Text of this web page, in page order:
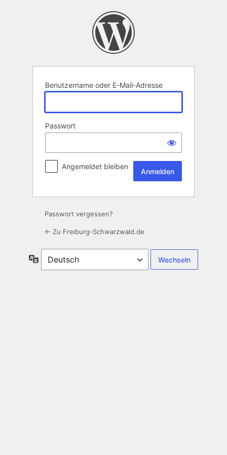
Benutzername oder E-Mail-Adresse
Passwort
Angemeldet bleiben
Passwort vergessen?
← Zu Freiburg-Schwarzwald.de
Sprache